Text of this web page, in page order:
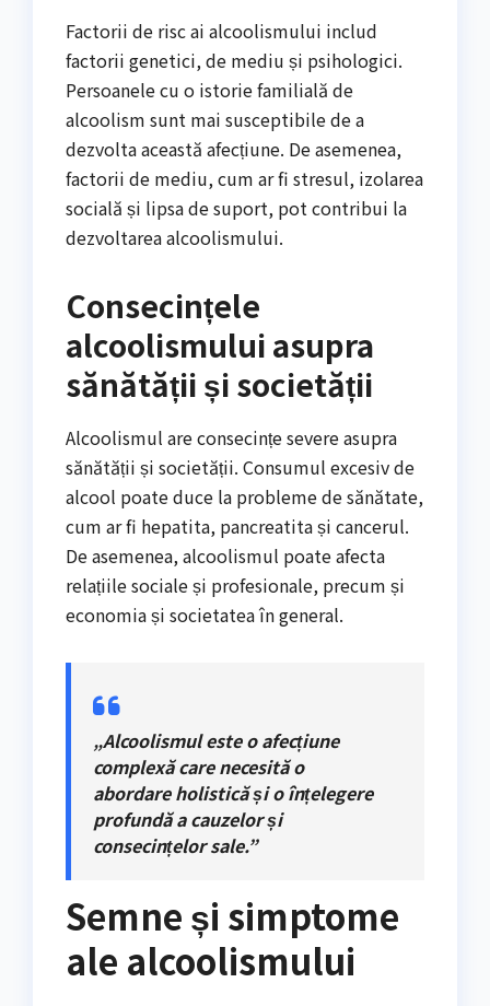
Factorii de risc ai alcoolismului includ
factorii genetici, de mediu și psihologici.
Persoanele cu o istorie familială de
alcoolism sunt mai susceptibile de a
dezvolta această afecțiune. De asemenea,
factorii de mediu, cum ar fi stresul, izolarea
socială și lipsa de suport, pot contribui la
dezvoltarea alcoolismului.
Consecințele
alcoolismului asupra
sănătății și societății
Alcoolismul are consecințe severe asupra
sănătății și societății. Consumul excesiv de
alcool poate duce la probleme de sănătate,
cum ar fi hepatita, pancreatita și cancerul.
De asemenea, alcoolismul poate afecta
relațiile sociale și profesionale, precum și
economia și societatea în general.
„Alcoolismul este o afecțiune
complexă care necesită o
abordare holistică și o înțelegere
profundă a cauzelor și
consecințelor sale.”
Semne și simptome
ale alcoolismului